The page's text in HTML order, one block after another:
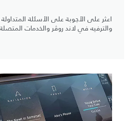
اعثر على الأجوبة على الأسئلة
والترفيه في لاند روڤر والخدمات